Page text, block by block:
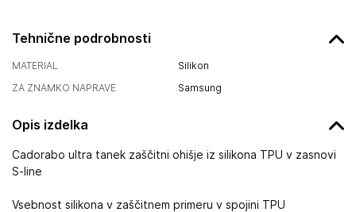
Tehnične podrobnosti
MATERIAL
Silikon
ZA ZNAMKO NAPRAVE
Samsung
Opis izdelka
Cadorabo ultra tanek zaščitni ohišje iz silikona TPU v zasnovi
S-line
Vsebnost silikona v zaščitnem primeru v spojini TPU